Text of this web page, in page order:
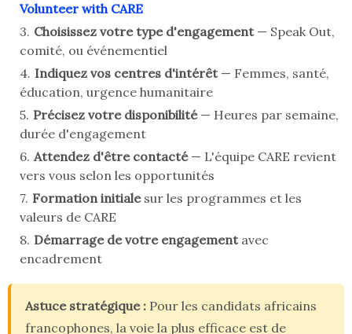
Volunteer with CARE
Choisissez votre type d'engagement— Speak Out,
comité, ou événementiel
Indiquez vos centres d'intérêt— Femmes, santé,
éducation, urgence humanitaire
Précisez votre disponibilité— Heures par semaine,
durée d'engagement
Attendez d'être contacté— L'équipe CARE revient
vers vous selon les opportunités
Formation initialesur les programmes et les
valeurs de CARE
Démarrage de votre engagementavec
encadrement
Astuce stratégique : Pour les candidats africains
francophones, la voie la plus efficace est de